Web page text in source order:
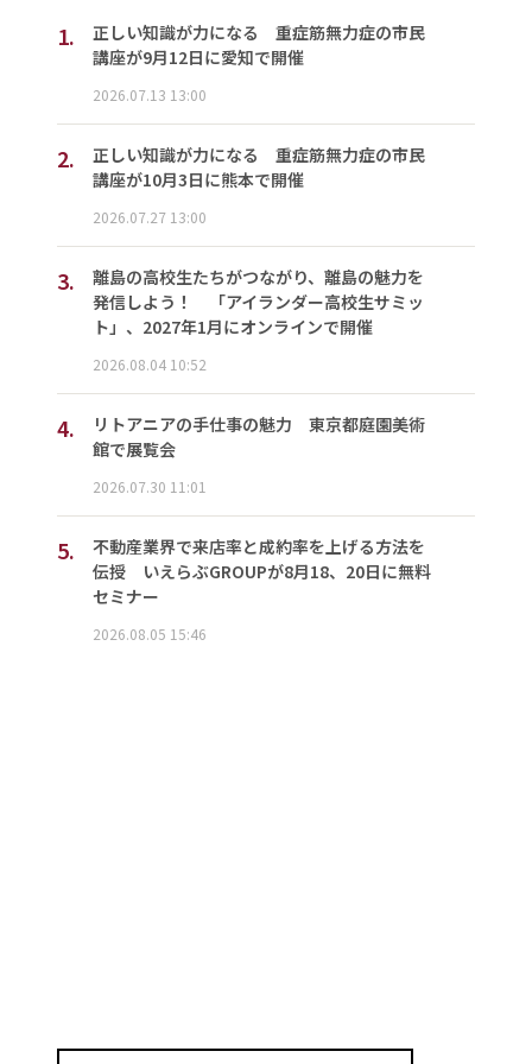
1.
正しい知識が力になる 重症筋無力症の市民
講座が9月12日に愛知で開催
2026.07.13 13:00
2.
正しい知識が力になる 重症筋無力症の市民
講座が10月3日に熊本で開催
2026.07.27 13:00
3.
離島の高校生たちがつながり、離島の魅力を
発信しよう！ 「アイランダー高校生サミッ
ト」、2027年1月にオンラインで開催
2026.08.04 10:52
4.
リトアニアの手仕事の魅力 東京都庭園美術
館で展覧会
2026.07.30 11:01
5.
不動産業界で来店率と成約率を上げる方法を
伝授 いえらぶGROUPが8月18、20日に無料
セミナー
2026.08.05 15:46